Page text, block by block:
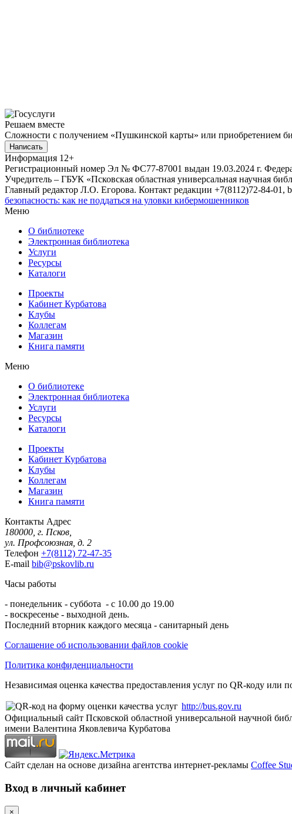
Решаем вместе
Сложности с получением «Пушкинской карты» или приобретением
Написать
Информация 12+
Регистрационный номер Эл № ФС77-87001 выдан 19.03.2024 г.
Учредитель – ГБУК «Псковская областная универсальная научная
Главный редактор Л.О. Егорова. Контакт редакции +7(8112)72-84-01,
безопасность: как не поддаться на уловки кибермошенников
Меню
О библиотеке
Электронная библиотека
Услуги
Ресурсы
Каталоги
Проекты
Кабинет Курбатова
Клубы
Коллегам
Магазин
Книга памяти
Меню
О библиотеке
Электронная библиотека
Услуги
Ресурсы
Каталоги
Проекты
Кабинет Курбатова
Клубы
Коллегам
Магазин
Книга памяти
Контакты Адрес
180000, г. Псков,
ул. Профсоюзная, д. 2
Телефон +7(8112) 72-47-35
E-mail bib@pskovlib.ru
Часы работы
- понедельник - суббота - с 10.00 до 19.00
- воскресенье - выходной день.
Последний вторник каждого месяца - санитарный день
Соглашение об использовании файлов cookie
Политика конфиденциальности
Независимая оценка качества предоставления услуг по QR-коду или
http://bus.gov.ru
Официальный сайт Псковской областной универсальной научной
имени Валентина Яковлевича Курбатова
Сайт сделан на основе дизайна агентства интернет-рекламы Coffee
Вход в личный кабинет
×